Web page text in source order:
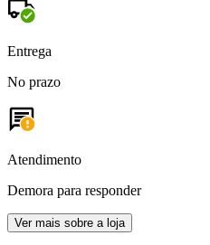
Entrega
No prazo
Atendimento
Demora para responder
Ver mais sobre a loja